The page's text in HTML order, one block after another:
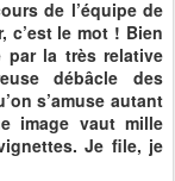
de l’équipe de
c’est le mot ! Bien
par la très relative
débâcle des
s’amuse autant
image vaut mille
Je file, je